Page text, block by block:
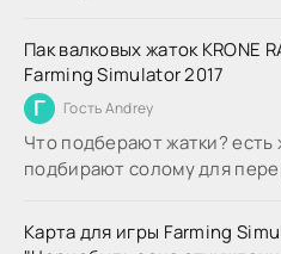
Пак валковых жаток KRONE
Farming Simulator 2017
Г Гость Andrey
Что подберают жатки? есть
подбирают солому для
Карта для игры Farming